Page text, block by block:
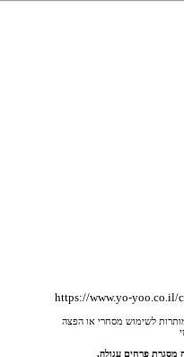
מותרות לשימוש מסחרי או הפצה
מסגרת פרחים עגולה,